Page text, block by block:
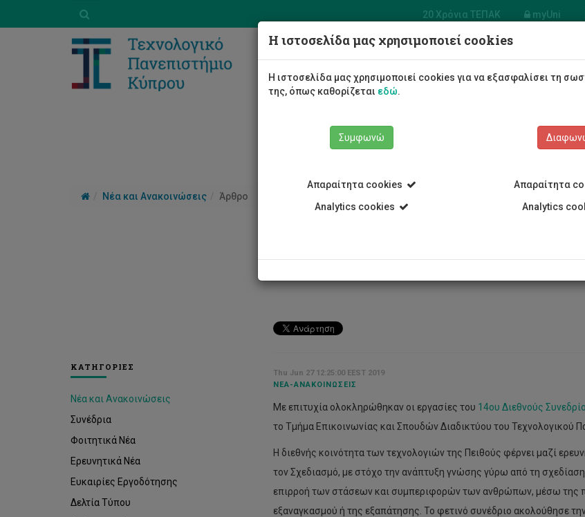
20 Χρόνια ΤΕΠΑΚ myUni
Φοιτητές/τριες
Νέα και Ανακοινώσεις Άρθρο
ΚΑΤΗΓΟΡΙΕΣ
Νέα και Ανακοινώσεις
Συνέδρια
Φοιτητικά Νέα
Ερευνητικά Νέα
Ευκαιρίες Εργοδότησης
Δελτία Τύπου
14ο Διεθνές Συνέδριο στις
Thu Jun 27 12:25:00 EEST 2019
ΝΈΑ-ΑΝΑΚΟΙΝΏΣΕΙΣ
Με επιτυχία ολοκληρώθηκαν οι εργασίες του 14ου Διεθνούς
το Τμήμα Επικοινωνίας και Σπουδών Διαδικτύου του Τεχνολογικού
Η διεθνής κοινότητα των τεχνολογιών της Πειθούς φέρνει μαζί
τον Σχεδιασμό, με στόχο την ανάπτυξη γνώσης γύρω από τη
επιρροή των στάσεων και συμπεριφορών των ανθρώπων, μέσω της
εξαναγκασμού ή της εξαπάτησης. Το φετινό συνέδριο ακολούθησε
Η ιστοσελίδα μας χρησιμοποιεί cookies
Η ιστοσελίδα μας χρησιμοποιεί cookies για να εξασφαλίσει τη
της, όπως καθορίζεται εδώ.
Συμφωνώ
Απαραίτητα cookies
Analytics cookies
Απαραίτητα
Analytics